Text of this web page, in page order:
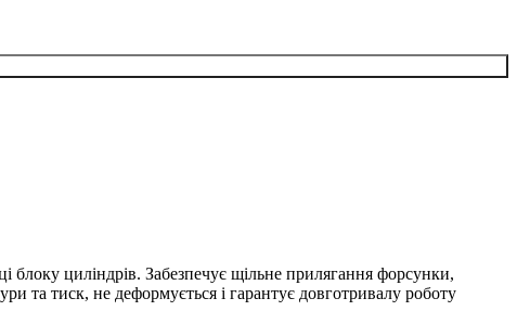
блоку циліндрів. Забезпечує щільне прилягання форсунки,
та тиск, не деформується і гарантує довготривалу роботу